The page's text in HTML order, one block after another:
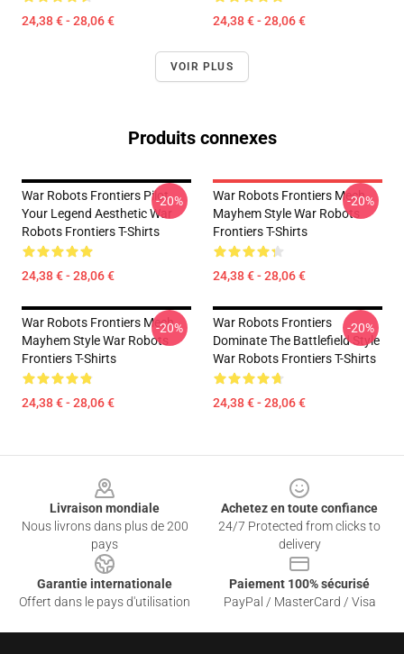
24,38 € - 28,06 € 24,38 € - 28,06 €
VOIR PLUS
Produits connexes
War Robots Frontiers Pilot
Your Legend Aesthetic War
Robots Frontiers T-Shirts
24,38 € - 28,06 €
-20%
War Robots Frontiers Mech
Mayhem Style War Robots
Frontiers T-Shirts
24,38 € - 28,06 €
-20%
War Robots Frontiers Mech
Mayhem Style War Robots
Frontiers T-Shirts
24,38 € - 28,06 €
-20%
War Robots Frontiers
Dominate The Battlefield Style
War Robots Frontiers T-Shirts
24,38 € - 28,06 €
-20%
Livraison mondiale
Nous livrons dans plus de 200
pays
Achetez en toute confiance
24/7 Protected from clicks to
delivery
Garantie internationale
Offert dans le pays d'utilisation
Paiement 100% sécurisé
PayPal / MasterCard / Visa